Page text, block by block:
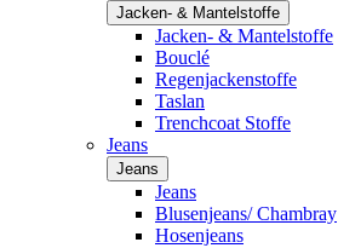
Jacken- & Mantelstoffe
Jacken- & Mantelstoffe
Bouclé
Regenjackenstoffe
Taslan
Trenchcoat Stoffe
Jeans
Jeans
Jeans
Blusenjeans/ Chambray
Hosenjeans